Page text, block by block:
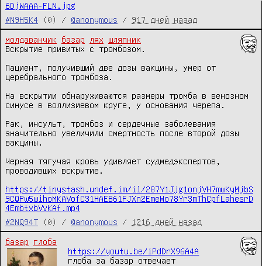
6DjWAAA-FLN.jpg
#N9H5K4
(0) / @anonymous / 917 дней назад
молдаванчик базар лях
шляпник
Вскрытие привитых с тромбозом.
Пациент, получивший две дозы вакцины, умер от
церебрального тромбоза.
На вскрытии обнаруживаются размеры тромба в венозном
синусе в воллизиевом круге, у основания черепа.
Рак, инсульт, тромбоз и сердечные заболевания
значительно увеличили смертность после второй дозы
вакцины.
Черная тягучая кровь удивляет судмедэкспертов,
проводивших вскрытие.
https://tinystash.undef.im/il/287Y1Jjg1onjVH7mwKyMjbS
9CQPw5wihoMKAVofC31HAEB61FJXn2EmeWo78Yr3mThCpfLahesrD
4EmbtxbVvKAf.mp4
#2NQ94T
(0) / @anonymous / 1216 дней назад
базар
глоба
https://youtu.be/iPdDrX96A4A
глоба за базар отвечает